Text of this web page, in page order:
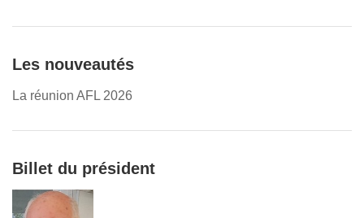
Les nouveautés
La réunion AFL 2026
Billet du président